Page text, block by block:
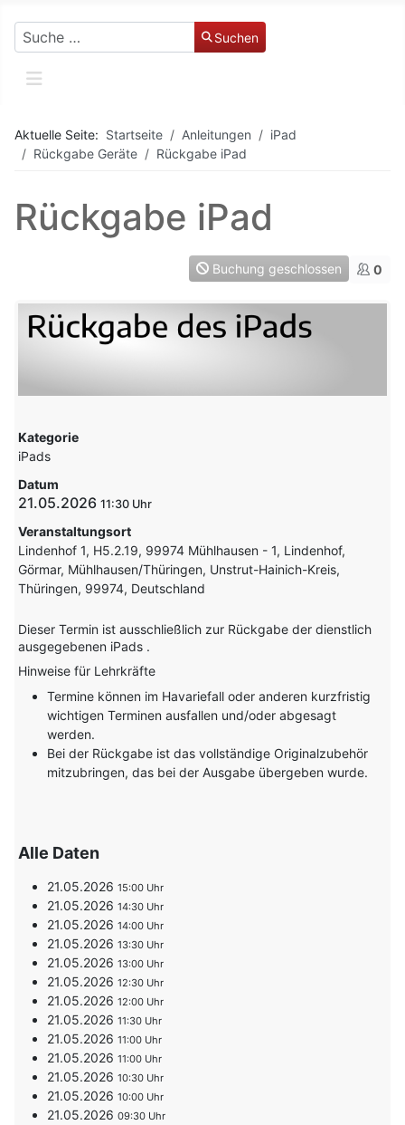
Suchen Suchen
Aktuelle Seite: Startseite Anleitungen
iPad
Rückgabe Geräte
Rückgabe iPad
Rückgabe iPad
Buchung geschlossen 0
Kategorie
iPads
Datum
21.05.2026 11:30
Veranstaltungsort
Lindenhof 1, H5.2.19, 99974 Mühlhausen - 1, Lindenhof,
Görmar, Mühlhausen/Thüringen, Unstrut-Hainich-Kreis,
Thüringen, 99974, Deutschland
Dieser Termin ist ausschließlich zur Rückgabe der dienstlich
ausgegebenen iPads .
Hinweise für Lehrkräfte
Termine können im Havariefall oder anderen kurzfristig
wichtigen Terminen ausfallen und/oder abgesagt
werden.
Bei der Rückgabe ist das vollständige Originalzubehör
mitzubringen, das bei der Ausgabe übergeben wurde.
Alle Daten
21.05.202615:00
21.05.202614:30
21.05.202614:00
21.05.202613:30
21.05.202613:00
21.05.202612:30
21.05.202612:00
21.05.202611:30
21.05.202611:00
21.05.202611:00
21.05.202610:30
21.05.202610:00
21.05.202609:30